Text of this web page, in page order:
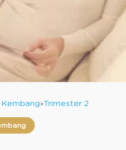
Trimester 2